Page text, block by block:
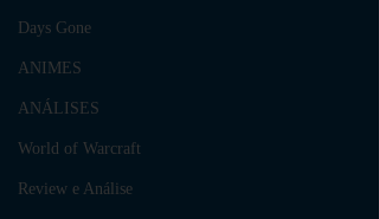
Days Gone
ANIMES
ANÁLISES
World of Warcraft
Review e Análise